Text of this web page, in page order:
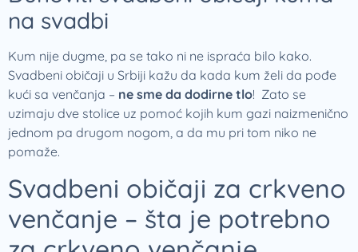
na svadbi
Kum nije dugme, pa se tako ni ne ispraća bilo kako.
Svadbeni običaji u Srbiji kažu da kada kum želi da pođe
kući sa venčanja – ne sme da dodirne tlo! Zato se
uzimaju dve stolice uz pomoć kojih kum gazi naizmenično
jednom pa drugom nogom, a da mu pri tom niko ne
pomaže.
Svadbeni običaji za crkveno
venčanje – šta je potrebno